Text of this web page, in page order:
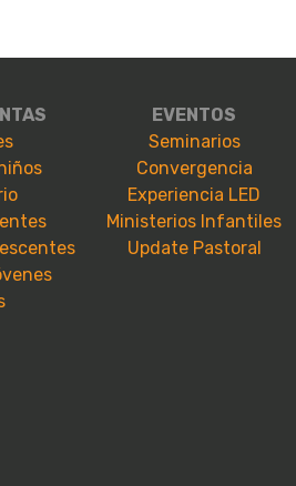
EVENTOS
Seminarios
Convergencia
Experiencia LED
Ministerios Infantiles
Update Pastoral